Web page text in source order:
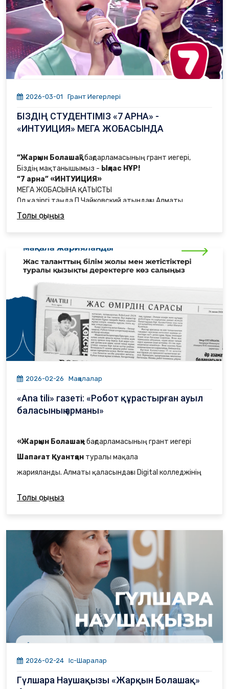
2026-03-01 Грант Иегерлері
БІЗДІҢ СТУДЕНТІМІЗ «7 АРНА» -
«ИНТУИЦИЯ» МЕГА ЖОБАСЫНДА
“Жарқын Болашақ”бағдарламасының грант иегері,
Біздің мақтанышымыз - Ықлас НҰР!
“7 арна” «ИНТУИЦИЯ»
МЕГА ЖОБАСЫНА ҚАТЫСТЫ
Ол қазіргі таңда П.Чайковский атындағы Алматы
музыкалық колледжінде білім алуда.
Толық оқыңыз
2026-02-26 Мақалалар
«Ana tili» газеті: «Робот құрастырған ауыл
баласының арманы»
«Жарқын Болашақ»бағдарламасының грант иегері
Шапағат Қуантқан туралы мақала
жарияланды. Алматы қаласындағы Digital колледжінің
«Бағдарламалық қамтамасыз ету» мамандығында білім
Оның IT саласына келуі кездейсоқ немесе сәнге ерген
таңдау емес. Бұл қызығушылық мектеп кезіндегі
қарапайым үйірмеден басталып, бүгінгі таңда нақты
мақсатқа айналды.
Толық оқыңыз
2026-02-24 Іс-Шаралар
Гүлшара Наушақызы «Жарқын Болашақ»